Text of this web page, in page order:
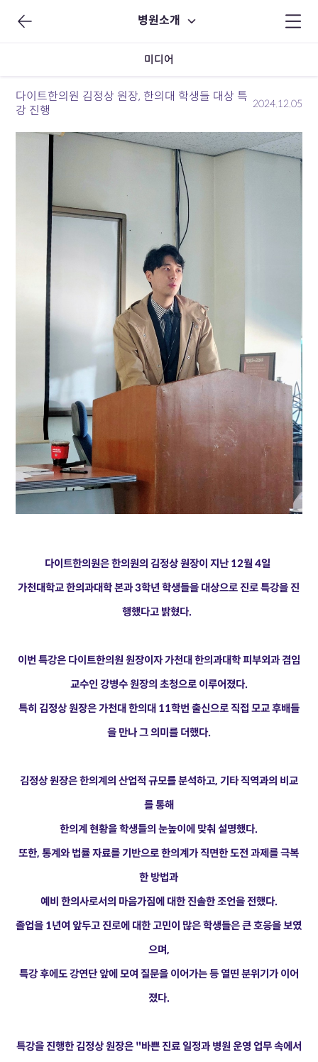
병원소개
미디어
다이트한의원 김정상 원장, 한의대 학생들 대상 특
강 진행
2024.12.05
다이트한의원은 한의원의 김정상 원장이 지난 12월 4일
가천대학교 한의과대학 본과 3학년 학생들을 대상으로 진로 특강을 진
행했다고 밝혔다.
이번 특강은 다이트한의원 원장이자 가천대 한의과대학 피부외과 겸임
교수인 강병수 원장의 초청으로 이루어졌다.
특히 김정상 원장은 가천대 한의대 11학번 출신으로 직접 모교 후배들
을 만나 그 의미를 더했다.
김정상 원장은 한의계의 산업적 규모를 분석하고, 기타 직역과의 비교
를 통해
한의계 현황을 학생들의 눈높이에 맞춰 설명했다.
또한, 통계와 법률 자료를 기반으로 한의계가 직면한 도전 과제를 극복
한 방법과
예비 한의사로서의 마음가짐에 대한 진솔한 조언을 전했다.
졸업을 1년여 앞두고 진로에 대한 고민이 많은 학생들은 큰 호응을 보였
으며,
특강 후에도 강연단 앞에 모여 질문을 이어가는 등 열띤 분위기가 이어
졌다.
특강을 진행한 김정상 원장은 "바쁜 진료 일정과 병원 운영 업무 속에서